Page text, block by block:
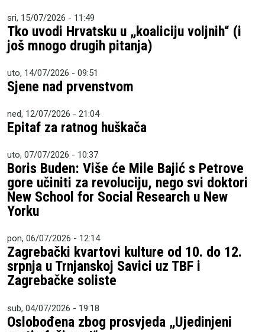
sri, 15/07/2026 - 11:49
Tko uvodi Hrvatsku u „koaliciju voljnih“ (i
još mnogo drugih pitanja)
uto, 14/07/2026 - 09:51
Sjene nad prvenstvom
ned, 12/07/2026 - 21:04
Epitaf za ratnog huškača
uto, 07/07/2026 - 10:37
Boris Buden: Više će Mile Bajić s Petrove
gore učiniti za revoluciju, nego svi doktori
New School for Social Research u New
Yorku
pon, 06/07/2026 - 12:14
Zagrebački kvartovi kulture od 10. do 12.
srpnja u Trnjanskoj Savici uz TBF i
Zagrebačke soliste
sub, 04/07/2026 - 19:18
Oslobođena zbog prosvjeda „Ujedinjeni